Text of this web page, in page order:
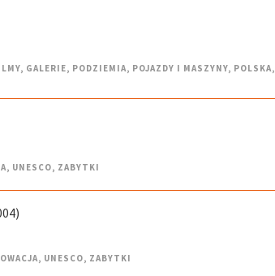
, GALERIE, PODZIEMIA, POJAZDY I MASZYNY, POLSKA,
, UNESCO, ZABYTKI
, UNESCO, ZABYTKI